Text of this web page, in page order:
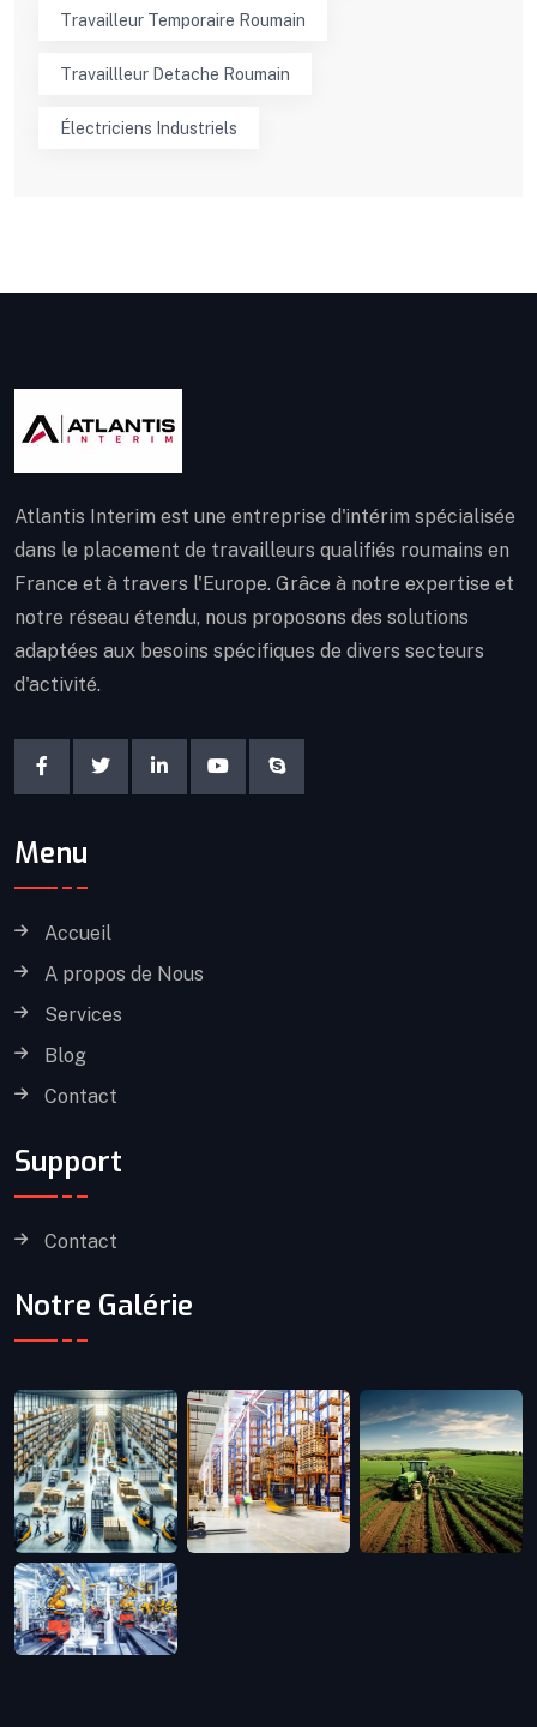
Travailleur Temporaire Roumain
Travaillleur Detache Roumain
Électriciens Industriels
Atlantis Interim est une entreprise d'intérim spécialisée
dans le placement de travailleurs qualifiés roumains en
France et à travers l'Europe. Grâce à notre expertise et
notre réseau étendu, nous proposons des solutions
adaptées aux besoins spécifiques de divers secteurs
d'activité.
Menu
Accueil
A propos de Nous
Services
Blog
Contact
Support
Contact
Notre Galérie